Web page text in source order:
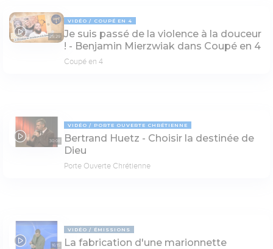
25:29
VIDÉO COUPÉ EN 4
Je suis passé de la violence à la douceur
! - Benjamin Mierzwiak dans Coupé en 4
Coupé en 4
30:08
VIDÉO PORTE OUVERTE CHRÉTIENNE
Bertrand Huetz - Choisir la destinée de
Dieu
Porte Ouverte Chrétienne
16:15
VIDÉO ÉMISSIONS
La fabrication d'une marionnette